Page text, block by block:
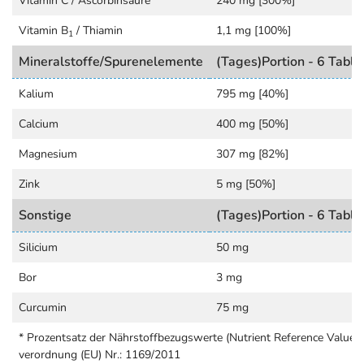
Erhaltung von Knochen (Magnesium, Calcium, Vitamin
D und K)*
Verminderung von Müdigkeit und Energiestoffwechsel
Kollagenbildung für die normale Knorpel-Funktion
(Vitamin C)*
Herzfunktion (Vitamin B1)*
Aufrechterhaltung eines normalen Blutdrucks (Kalium)*
Säure-Basen-Stoffwechsel und Erhaltung von Haaren,
bequem einnehmen. Für diejenigen, die ungerne
Vitamin B1 / Thiamin 1,1 mg [100%]
Mineralstoffe/Spurenelemente (Tages)Portion - 6
Kalium
795 mg [40%]
Calcium
400 mg [50%]
Magnesium
307 mg [82%]
Zink
5 mg [50%]
Sonstige (Tages)Portion - 6
Silicium
50 mg
Bor
3 mg
Curcumin
75 mg
* Prozentsatz der Nährstoffbezugswerte (Nutrient Reference
verordnung (EU) Nr.: 1169/2011